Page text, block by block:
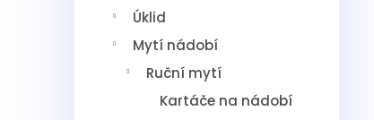
Úklid
Mytí nádobí
Ruční mytí
Kartáče na nádobí